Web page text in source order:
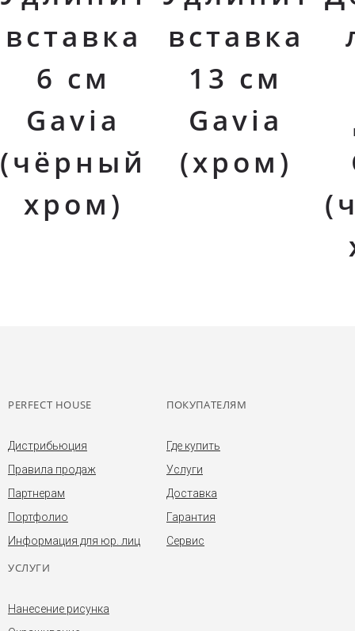
вставка
6 см
Gavia
(чёрный
хром)
вставка
13 см
Gavia
(хром)
PERFECT HOUSE
Дистрибьюция
Правила продаж
Партнерам
Портфолио
Информация для юр. лиц
ПОКУПАТЕЛЯМ
Где купить
Услуги
Доставка
Гарантия
Сервис
УСЛУГИ
Нанесение рисунка